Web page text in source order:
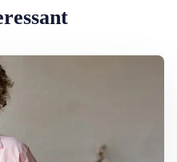
mijn bank?